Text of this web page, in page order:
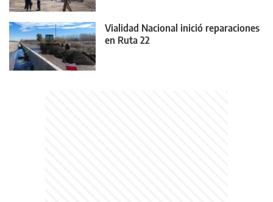
Vialidad Nacional inició reparaciones
en Ruta 22